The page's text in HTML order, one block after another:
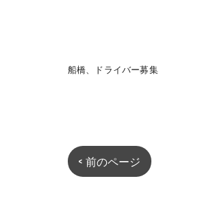
船橋、ドライバー募集
< 前のページ